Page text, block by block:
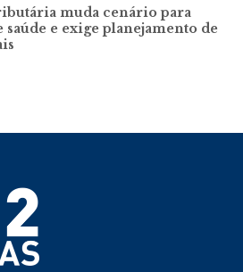
muda cenário para
saúde e exige planejamento de